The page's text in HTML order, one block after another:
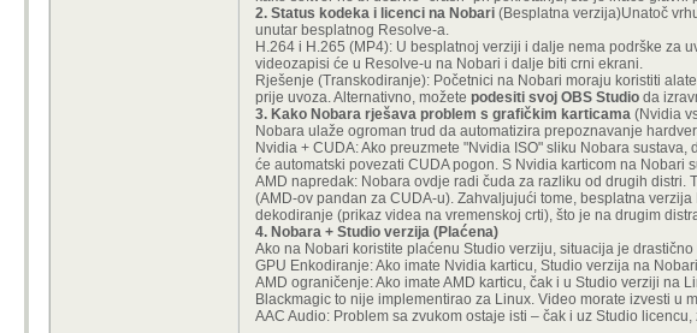
2. Status kodeka i licenci na Nobari (Besplatna verzija)Unatoč
unutar besplatnog Resolve-a.
H.264 i H.265 (MP4): U besplatnoj verziji i dalje nema podrške za
videozapisi će u Resolve-u na Nobari i dalje biti crni ekrani.
Rješenje (Transkodiranje): Početnici na Nobari moraju koristiti
prije uvoza. Alternativno, možete podesiti svoj OBS Studio da
3. Kako Nobara rješava problem s grafičkim karticama (Nvidia
Nobara ulaže ogroman trud da automatizira prepoznavanje
Nvidia + CUDA: Ako preuzmete "Nvidia ISO" sliku Nobara
će automatski povezati CUDA pogon. S Nvidia karticom na Nobari
AMD napredak: Nobara ovdje radi čuda za razliku od drugih
(AMD-ov pandan za CUDA-u). Zahvaljujući tome, besplatna
dekodiranje (prikaz videa na vremenskoj crti), što je na drugim
4. Nobara + Studio verzija (Plaćena)
Ako na Nobari koristite plaćenu Studio verziju, situacija je drastično
GPU Enkodiranje: Ako imate Nvidia karticu, Studio verzija na
AMD ograničenje: Ako imate AMD karticu, čak i u Studio verziji na
Blackmagic to nije implementirao za Linux. Video morate izvesti u
AAC Audio: Problem sa zvukom ostaje isti – čak i uz Studio